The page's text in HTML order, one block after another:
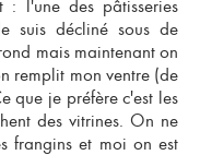
l'une des pâtisseries
suis décliné sous de
mais maintenant on
remplit mon ventre (de
que je préfère c'est les
des vitrines. On ne
frangins et moi on est